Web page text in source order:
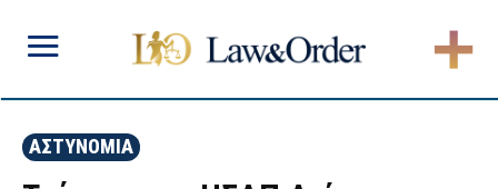
ΑΣΤΥΝΟΜΙΑ